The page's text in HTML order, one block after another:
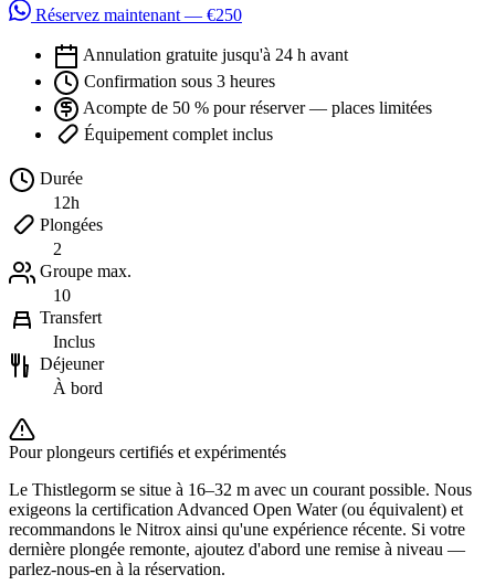
Réservez maintenant — €250
Annulation gratuite jusqu'à 24 h avant
Confirmation sous 3 heures
Acompte de 50 % pour réserver — places limitées
Équipement complet inclus
Durée
12h
Plongées
2
Groupe max.
10
Transfert
Inclus
Déjeuner
À bord
Pour plongeurs certifiés et expérimentés
Le Thistlegorm se situe à 16–32 m avec un courant possible. Nous
exigeons la certification Advanced Open Water (ou équivalent) et
recommandons le Nitrox ainsi qu'une expérience récente. Si votre
dernière plongée remonte, ajoutez d'abord une remise à niveau —
parlez-nous-en à la réservation.